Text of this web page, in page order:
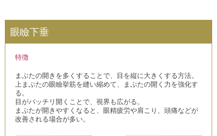
眼瞼下垂
特徴
まぶたの開きを多くすることで、目を縦に大きくする方法。
上まぶたの眼瞼挙筋を縫い縮めて、まぶたの開く力を強化す
る。
目がパッチリ開くことで、視界も広がる。
まぶたが開きやすくなると、眼精疲労や肩こり、頭痛などが
改善される場合が多い。